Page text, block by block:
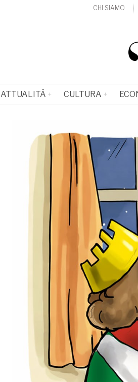
CHI SIAMO
ATTUALITÀ CULTURA